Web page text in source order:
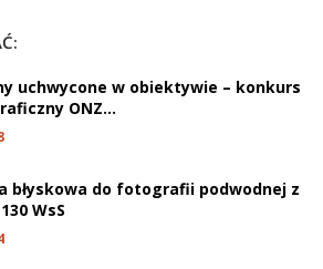
uchwycone w obiektywie – konkurs
ONZ…
błyskowa do fotografii podwodnej z
WsS